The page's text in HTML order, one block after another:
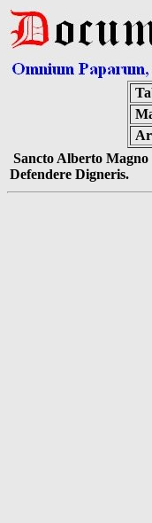
Sancto Alberto
Defendere Digneris.